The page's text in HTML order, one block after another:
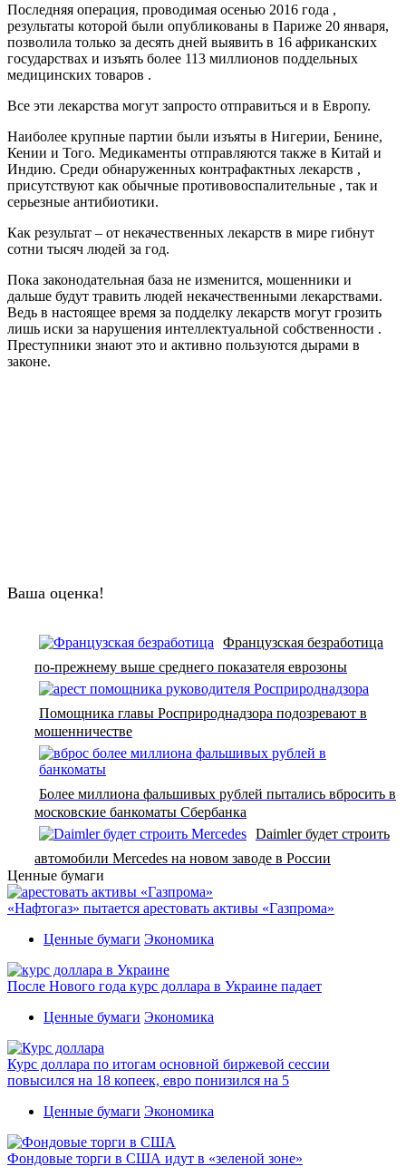
Последняя операция, проводимая осенью 2016 года ,
результаты которой были опубликованы в Париже 20 января,
позволила только за десять дней выявить в 16 африканских
государствах и изъять более 113 миллионов поддельных
медицинских товаров .
Все эти лекарства могут запросто отправиться и в Европу.
Наиболее крупные партии были изъяты в Нигерии, Бенине,
Кении и Того. Медикаменты отправляются также в Китай и
Индию. Среди обнаруженных контрафактных лекарств ,
присутствуют как обычные противовоспалительные , так и
серьезные антибиотики.
Как результат – от некачественных лекарств в мире гибнут
сотни тысяч людей за год.
Пока законодательная база не изменится, мошенники и
дальше будут травить людей некачественными лекарствами.
Ведь в настоящее время за подделку лекарств могут грозить
лишь иски за нарушения интеллектуальной собственности .
Преступники знают это и активно пользуются дырами в
законе.
Ваша оценка!
Французская безработица
по-прежнему выше среднего показателя еврозоны
Помощника главы Росприроднадзора подозревают в
мошенничестве
Более миллиона фальшивых рублей пытались вбросить в
московские банкоматы Сбербанка
Daimler будет строить
автомобили Mercedes на новом заводе в России
Ценные бумаги
«Нафтогаз» пытается арестовать активы «Газпрома»
Ценные бумаги Экономика
После Нового года курс доллара в Украине падает
Ценные бумаги Экономика
Курс доллара по итогам основной биржевой сессии
повысился на 18 копеек, евро понизился на 5
Ценные бумаги Экономика
Фондовые торги в США идут в «зеленой зоне»